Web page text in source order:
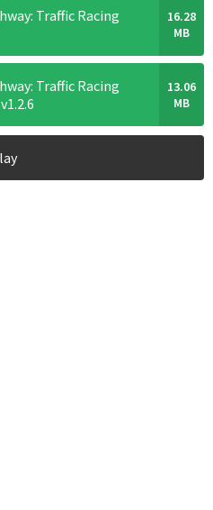
Traffic Racing
16.28
MB
Traffic Racing
13.06
MB